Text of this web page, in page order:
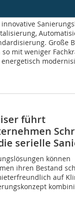
innovative
Große
so mit weniger
energetisch
führt
serielle
können
ihren Bestand
auf